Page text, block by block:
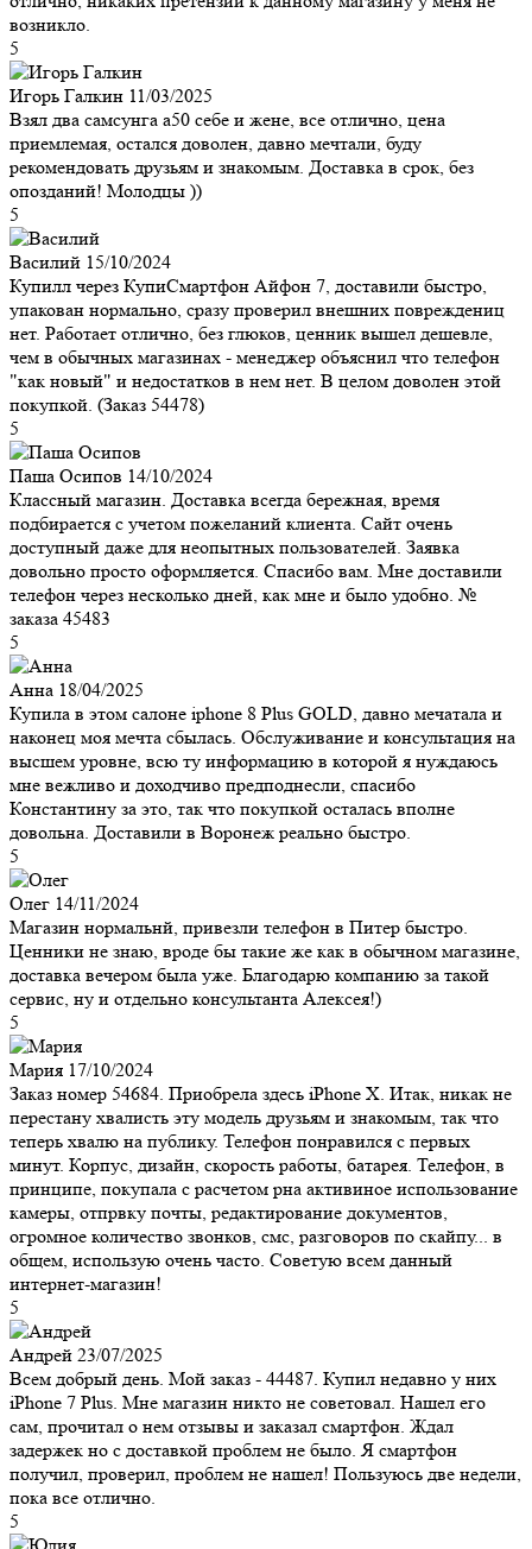
возникло.
5
Игорь Галкин 11/03/2025
Взял два самсунга а50 себе и жене, все отлично, цена
приемлемая, остался доволен, давно мечтали, буду
рекомендовать друзьям и знакомым. Доставка в срок, без
опозданий! Молодцы ))
5
Василий 15/10/2024
Купилл через КупиСмартфон Айфон 7, доставили быстро,
упакован нормально, сразу проверил внешних повреждениц
нет. Работает отлично, без глюков, ценник вышел дешевле,
чем в обычных магазинах - менеджер объяснил что телефон
"как новый" и недостатков в нем нет. В целом доволен этой
покупкой. (Заказ 54478)
5
Паша Осипов 14/10/2024
Классный магазин. Доставка всегда бережная, время
подбирается с учетом пожеланий клиента. Сайт очень
доступный даже для неопытных пользователей. Заявка
довольно просто оформляется. Спасибо вам. Мне доставили
телефон через несколько дней, как мне и было удобно. №
заказа 45483
5
Анна 18/04/2025
Купила в этом салоне iphone 8 Plus GOLD, давно мечатала и
наконец моя мечта сбылась. Обслуживание и консультация на
высшем уровне, всю ту информацию в которой я нуждаюсь
мне вежливо и доходчиво предподнесли, спасибо
Константину за это, так что покупкой осталась вполне
довольна. Доставили в Воронеж реально быстро.
5
Олег 14/11/2024
Магазин нормальнй, привезли телефон в Питер быстро.
Ценники не знаю, вроде бы такие же как в обычном магазине,
доставка вечером была уже. Благодарю компанию за такой
сервис, ну и отдельно консультанта Алексея!)
5
Мария 17/10/2024
Заказ номер 54684. Приобрела здесь iPhone X. Итак, никак не
перестану хвалисть эту модель друзьям и знакомым, так что
теперь хвалю на публику. Телефон понравился с первых
минут. Корпус, дизайн, скорость работы, батарея. Телефон, в
принципе, покупала с расчетом рна активиное использование
камеры, отпрвку почты, редактирование документов,
огромное количество звонков, смс, разговоров по скайпу... в
общем, использую очень часто. Советую всем данный
интернет-магазин!
5
Андрей 23/07/2025
Всем добрый день. Мой заказ - 44487. Купил недавно у них
iPhone 7 Plus. Мне магазин никто не советовал. Нашел его
сам, прочитал о нем отзывы и заказал смартфон. Ждал
задержек но с доставкой проблем не было. Я смартфон
получил, проверил, проблем не нашел! Пользуюсь две недели,
пока все отлично.
5